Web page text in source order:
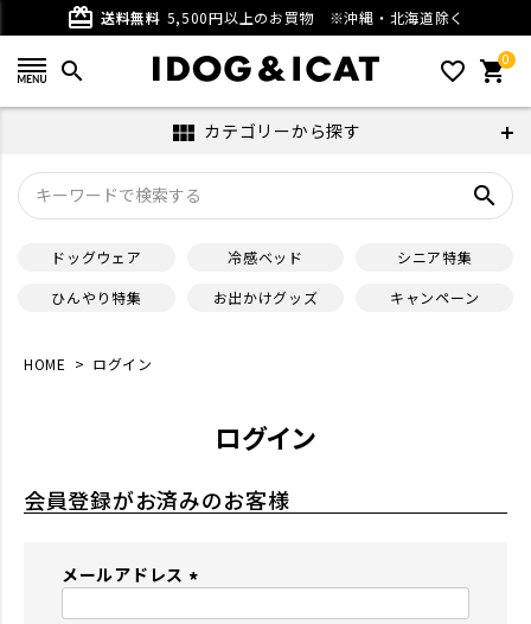
card_giftcard 送料無料 5,500円以上のお買物 ※沖縄・北海道除く
search favorite_outline 0
shopping_cart
view_module カテゴリーから探す
search
ドッグウェア 冷感ベッド
シニア特集
ひんやり特集
お出かけグッズ キャンペーン
HOME ログイン
ログイン
会員登録がお済みのお客様
メールアドレス